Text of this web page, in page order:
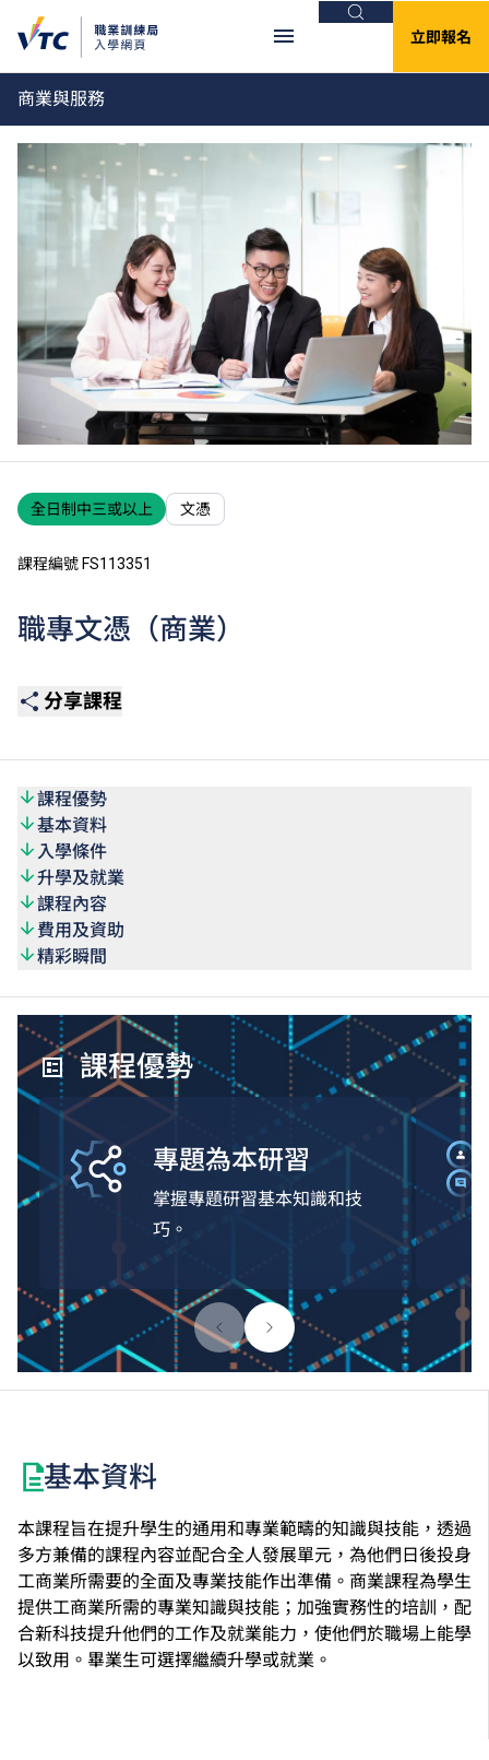
搜尋
立即報名
商業與服務
全日制中三或以上 文憑
課程編號 FS113351
職專文憑（商業）
分享課程
課程優勢
基本資料
入學條件
升學及就業
課程內容
費用及資助
精彩瞬間
課程優勢
專題為本研習
掌握專題研習基本知識和技
巧。
基本資料
本課程旨在提升學生的通用和專業範疇的知識與技能，透過
多方兼備的課程內容並配合全人發展單元，為他們日後投身
工商業所需要的全面及專業技能作出準備。商業課程為學生
提供工商業所需的專業知識與技能；加強實務性的培訓，配
合新科技提升他們的工作及就業能力，使他們於職場上能學
以致用。畢業生可選擇繼續升學或就業。